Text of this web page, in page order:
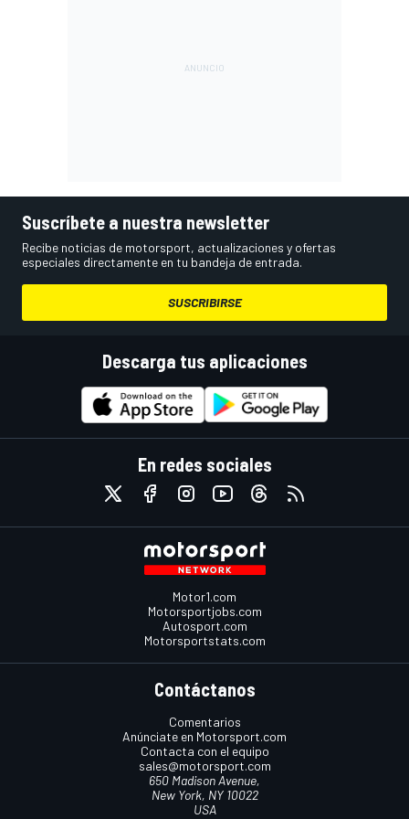
Suscríbete a nuestra newsletter
Recibe noticias de motorsport, actualizaciones y ofertas
especiales directamente en tu bandeja de entrada.
SUSCRIBIRSE
Descarga tus aplicaciones
En redes sociales
Motor1.com
Motorsportjobs.com
Autosport.com
Motorsportstats.com
Contáctanos
Comentarios
Anúnciate en Motorsport.com
Contacta con el equipo
sales@motorsport.com
650 Madison Avenue,
New York, NY 10022
USA